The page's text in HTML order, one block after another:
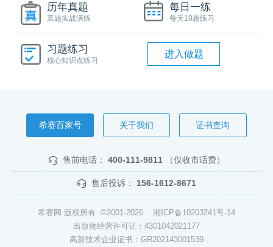
历年真题
真题实战演练
每日一练
每天10题练习
习题练习
核心知识点练习
进入做题
希赛百家号 关于我们 证书查询
售前电话： 400-111-9811 （仅收市话费）
售后投诉： 156-1612-8671
希赛网 版权所有 ©2001-2026 湘ICP备10203241号-14
出版物经营许可证：4301042021177
高新技术企业证书：GR202143001539